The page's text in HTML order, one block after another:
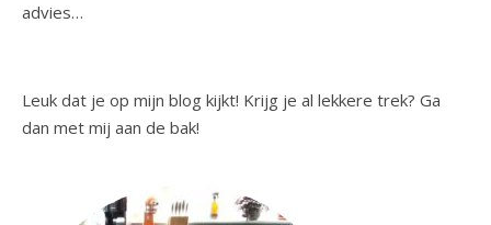
advies…
Leuk dat je op mijn blog kijkt! Krijg je al lekkere trek? Ga
dan met mij aan de bak!